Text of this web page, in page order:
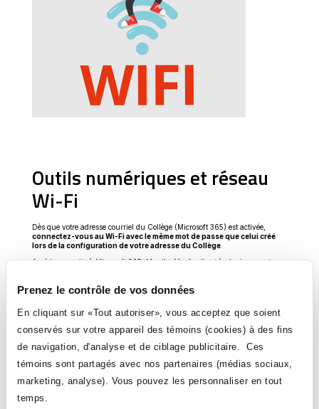
Prenez le contrôle de vos données
En cliquant sur «Tout autoriser», vous acceptez que soient
conservés sur votre appareil des témoins (cookies) à des fins
de navigation, d'analyse et de ciblage publicitaire. Ces
témoins sont partagés avec nos partenaires (médias sociaux,
marketing, analyse). Vous pouvez les personnaliser en tout
temps.
Outils numériques et réseau
Wi-Fi
Dès que votre adresse courriel du Collège (Microsoft 365) est activée,
connectez-vous au Wi-Fi avec le même mot de passe que celui créé
lors de la configuration de votre adresse du Collège
Accédez ensuite à Microsoft 365, Moodle, MesApplis et à plusieurs autres
Vous développerez vos compétences numériques durant vos études avec
les applications de vos cours. Participez à desateliers pour renforcer votre
lien
dans
nouvelle
fenêtre
lien
dans
une
nouvelle